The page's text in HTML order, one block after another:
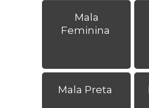
Mala
Feminina
Mala Preta